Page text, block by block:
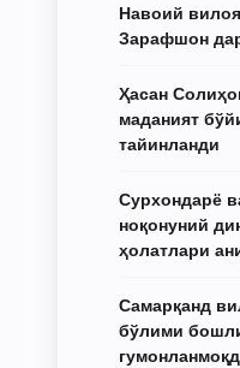
Навоий
Зарафшон
Ҳасан
маданият
тайинланди
Сурхондарё
ноқонуний
ҳолатлари
Самарқанд
бўлими